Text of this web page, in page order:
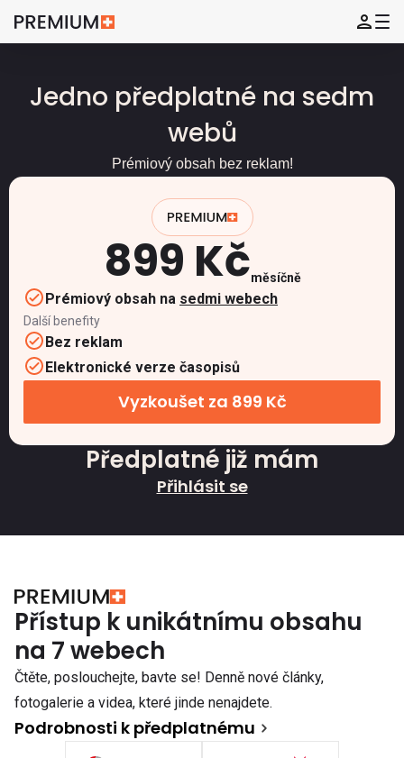
Jedno předplatné na sedm
webů
Prémiový obsah bez reklam!
899 Kčměsíčně
Prémiový obsah na sedmi webech
Další benefity
Bez reklam
Elektronické verze časopisů
Vyzkoušet za 899 Kč
Předplatné již mám
Přihlásit se
Přístup k unikátnímu obsahu
na 7 webech
Čtěte, poslouchejte, bavte se! Denně nové články,
fotogalerie a videa, které jinde nenajdete.
Podrobnosti k předplatnému